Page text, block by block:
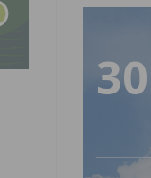
30